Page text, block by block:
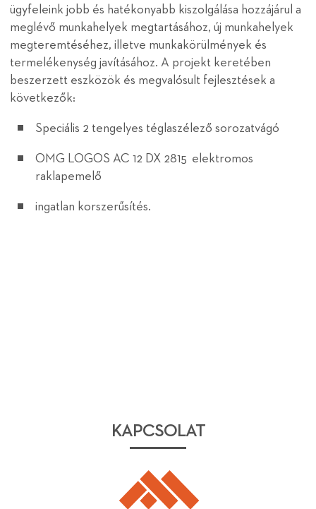
ügyfeleink jobb és hatékonyabb kiszolgálása hozzájárul a
meglévő munkahelyek megtartásához, új munkahelyek
megteremtéséhez, illetve munkakörülmények és
termelékenység javításához. A projekt keretében
beszerzett eszközök és megvalósult fejlesztések a
következők:
Speciális 2 tengelyes téglaszélező sorozatvágó
OMG LOGOS AC 12 DX 2815 elektromos
raklapemelő
ingatlan korszerűsítés.
KAPCSOLAT